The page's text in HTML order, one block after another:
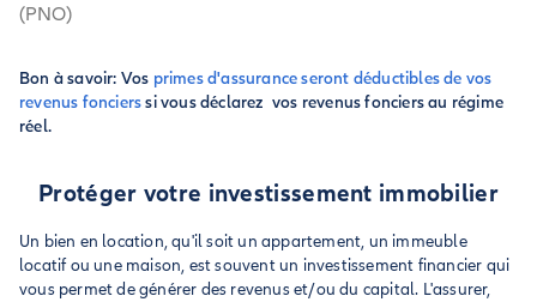
(PNO)
Bon à savoir: Vos primes d'assurance seront déductibles de vos
revenus foncierssi vous déclarez vos revenus fonciers au régime
réel.
Protéger votre investissement immobilier
Un bien en location, qu'il soit un appartement, un immeuble
locatif ou une maison, est souvent un investissement financier qui
vous permet de générer des revenus et/ou du capital. L'assurer,